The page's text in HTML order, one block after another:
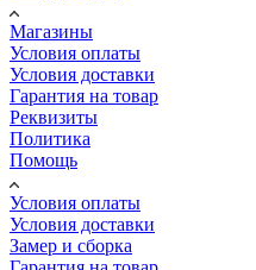
Магазины
Условия оплаты
Условия доставки
Гарантия на товар
Реквизиты
Политика
Помощь
Условия оплаты
Условия доставки
Замер и сборка